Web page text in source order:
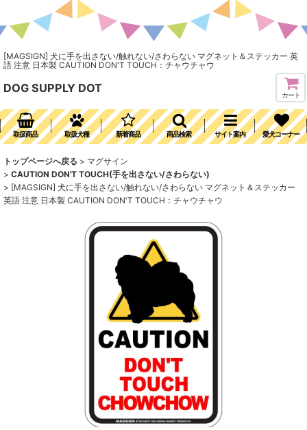
[MAGSIGN] 犬に手を出さない/触れない/さわらない マグネット＆ステッカー 英
語 注意 日本製 CAUTION DON'T TOUCH：チャウチャウ
DOG SUPPLY DOT
カート
取扱商品 取扱犬種 新着商品 商品検索 サイト案内 愛犬コーナー
トップページへ戻る > マグサイン
> CAUTION DON'T TOUCH(手を出さない/さわらない)
> [MAGSIGN] 犬に手を出さない/触れない/さわらない マグネット＆ステッカー
英語 注意 日本製 CAUTION DON'T TOUCH：チャウチャウ